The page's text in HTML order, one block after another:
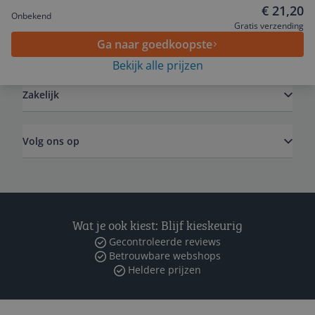
Onbekend € 21,20
Gratis verzending
Ga naar goedkoopste
Bekijk alle prijzen
Zakelijk
Volg ons op
Wat je ook kiest: Blijf kieskeurig
Gecontroleerde reviews
Betrouwbare webshops
Heldere prijzen